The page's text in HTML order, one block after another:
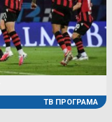
ТВ ПРОГРАМА